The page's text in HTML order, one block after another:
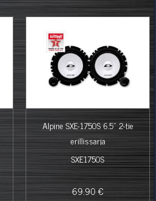
Alpine SXE-1750S 6.5" 2-tie
erillissarja
SXE1750S
69.90 €